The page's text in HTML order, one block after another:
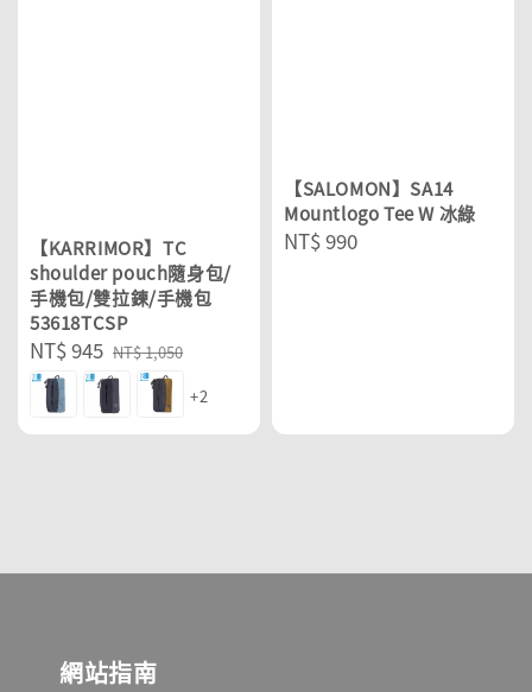
【KARRIMOR】TC
shoulder pouch隨身包/
手機包/雙拉鍊/手機包
53618TCSP
Sale
price
NT$ 945 Regular
price
NT$ 1,050
+2
【SALOMON】SA14
Mountlogo Tee W 冰綠
Regular
NT$ 990
網站指南